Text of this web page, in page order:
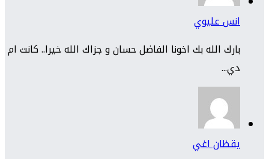
انس عليوي
بارك الله بك اخونا الفاضل حسان و جزاك الله خيرا.. كانت ام
دي...
يقظان اغي